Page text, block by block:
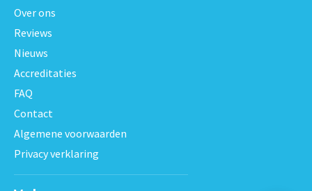
Over ons
Reviews
Nieuws
Accreditaties
FAQ
Contact
Algemene voorwaarden
Privacy verklaring